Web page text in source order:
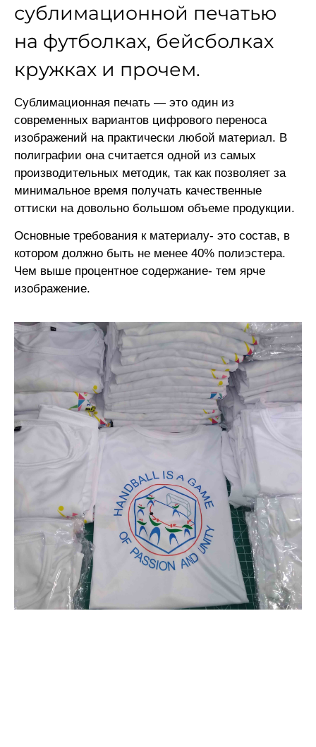
сублимационной печатью
на футболках, бейсболках
кружках и прочем.
Сублимационная печать — это один из
современных вариантов цифрового переноса
изображений на практически любой материал. В
полиграфии она считается одной из самых
производительных методик, так как позволяет за
минимальное время получать качественные
оттиски на довольно большом объеме продукции.
Основные требования к материалу- это состав, в
котором должно быть не менее 40% полиэстера.
Чем выше процентное содержание- тем ярче
изображение.